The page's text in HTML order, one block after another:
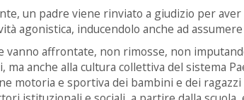
un padre viene rinviato a giudizio per
agonistica, inducendolo anche ad
vanno affrontate, non rimosse, non
anche alla cultura collettiva del sistema
motoria e sportiva dei bambini e dei